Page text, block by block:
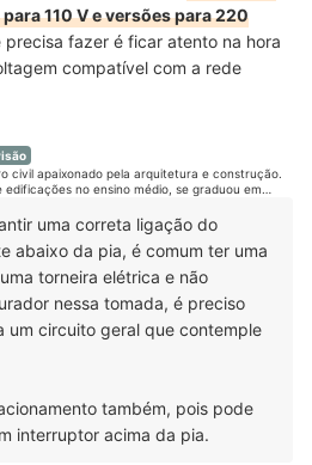
110 V e versões para 220
fazer é ficar atento na hora
compatível com a rede
civil apaixonado pela arquitetura e construção.
no ensino médio, se graduou em
que vão desde design e gerenciamento
técnica e criatividade para seus projetos
projetos sem dor de cabeça, seja através de
dos serviços de compatibilização e análise de
site.
uma correta ligação do
abaixo da pia, é comum ter uma
torneira elétrica e não
nessa tomada, é preciso
um circuito geral que contemple
também, pois pode
interruptor acima da pia.